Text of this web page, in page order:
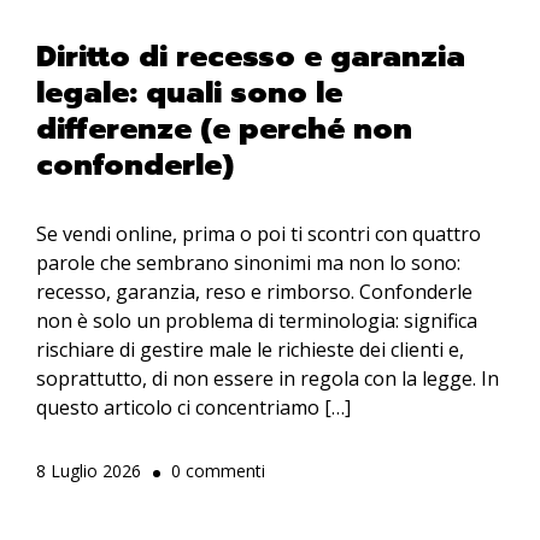
Diritto di recesso e garanzia
legale: quali sono le
differenze (e perché non
confonderle)
Se vendi online, prima o poi ti scontri con quattro
parole che sembrano sinonimi ma non lo sono:
recesso, garanzia, reso e rimborso. Confonderle
non è solo un problema di terminologia: significa
rischiare di gestire male le richieste dei clienti e,
soprattutto, di non essere in regola con la legge. In
questo articolo ci concentriamo […]
8 Luglio 2026 0 commenti